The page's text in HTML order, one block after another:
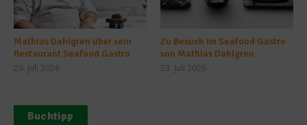
Mathias Dahlgren über sein
Restaurant Seafood Gastro
29. Juli 2026
Zu Besuch im Seafood Gastro
von Mathias Dahlgren
23. Juli 2026
Buchtipp